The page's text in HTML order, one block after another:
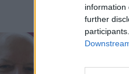
information
further